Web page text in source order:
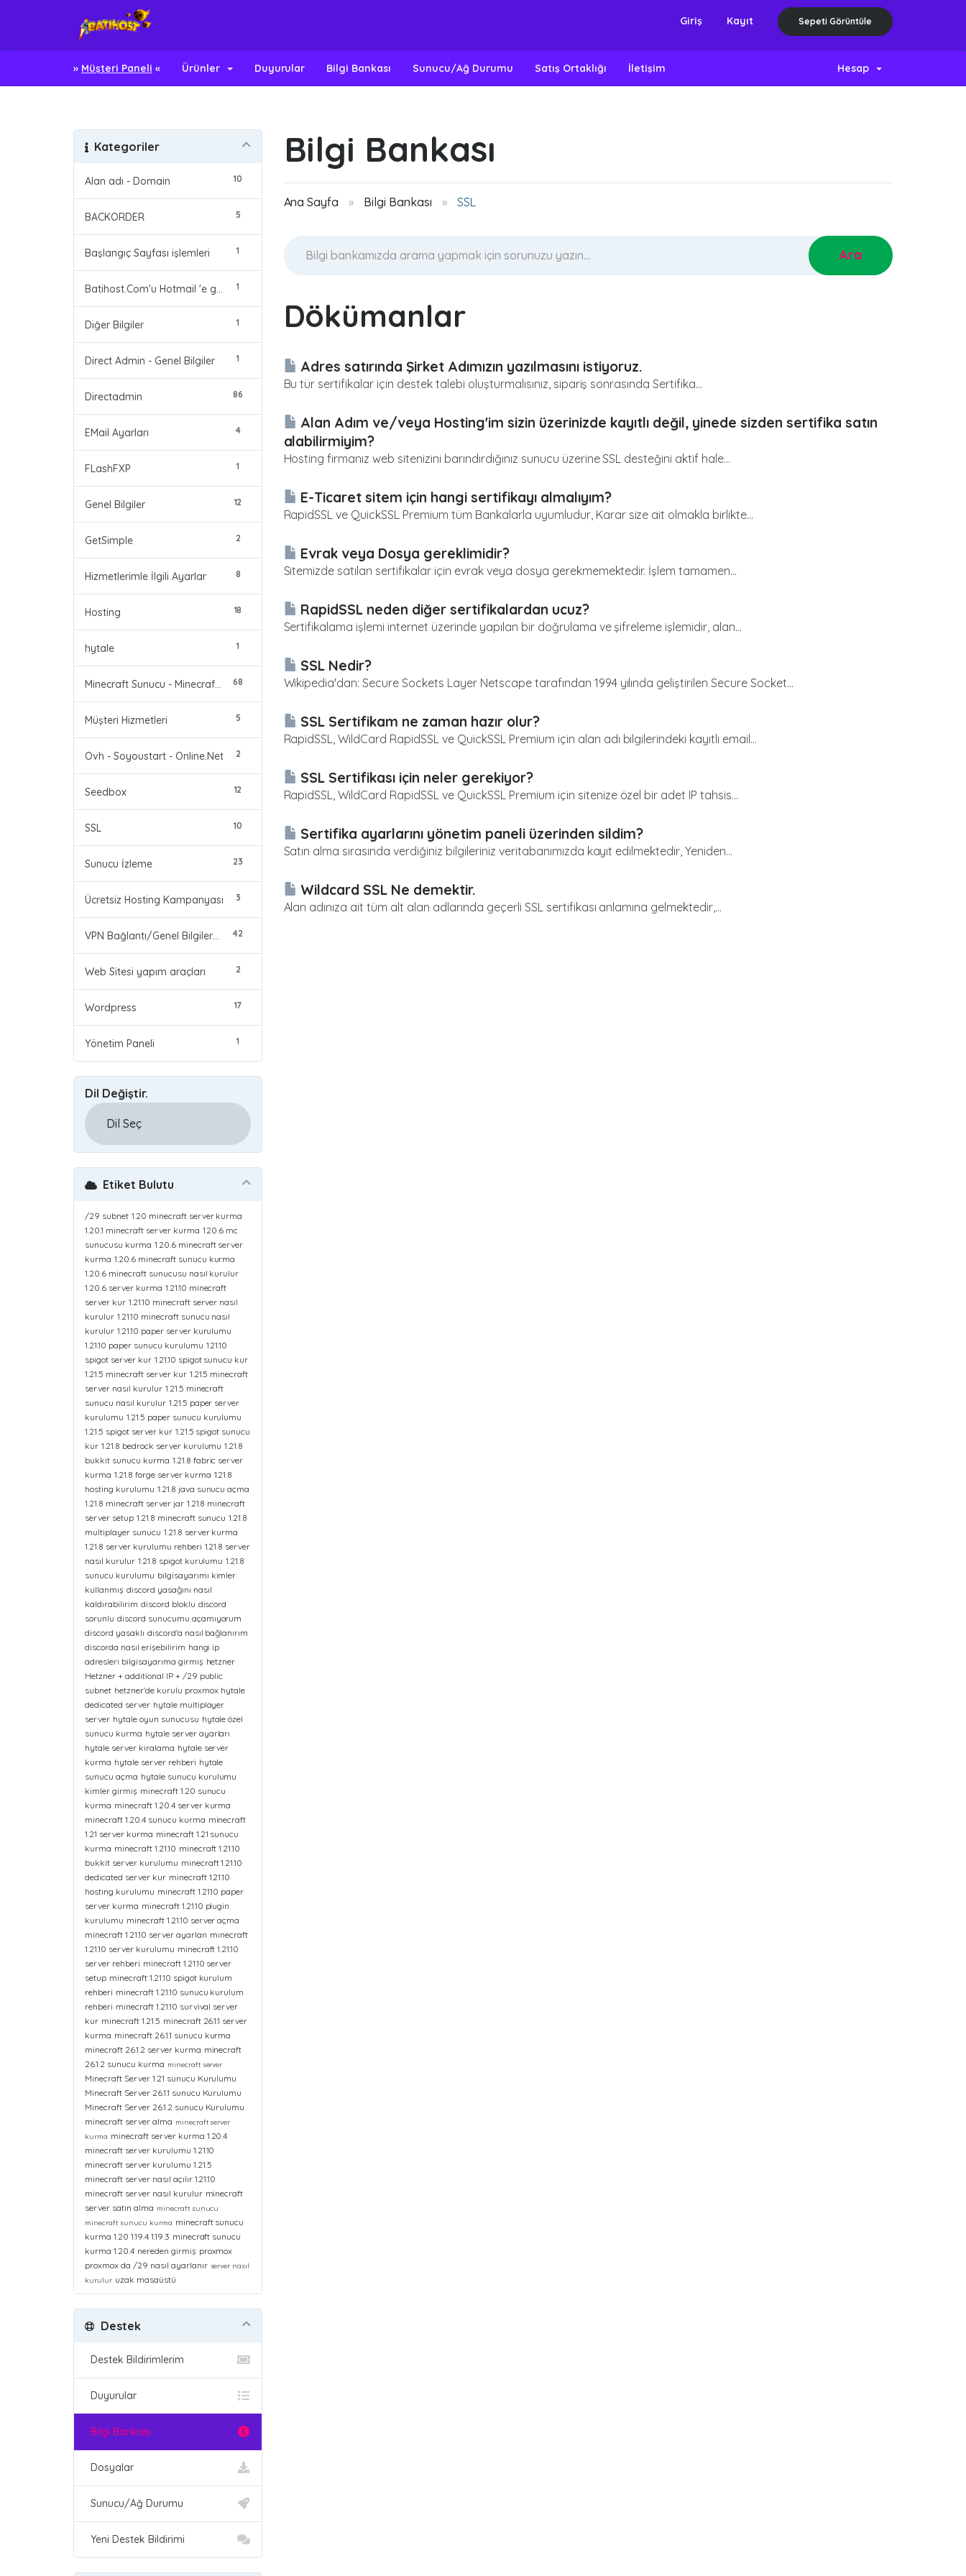
Giriş Kayıt Sepeti Görüntüle
» Müşteri Paneli « Ürünler Duyurular Bilgi Bankası Sunucu/Ağ Durumu Satış Ortaklığı İletişim Hesap
Bilgi Bankası
Ana Sayfa Bilgi Bankası SSL
Kategoriler
10
Alan adı - Domain
5
BACKORDER
1
Başlangıç Sayfası işlemleri
1
1
Diğer Bilgiler
1
Direct Admin - Genel Bilgiler
86
Directadmin
4
EMail Ayarları
1
FLashFXP
12
Genel Bilgiler
2
GetSimple
8
Hizmetlerimle İlgili Ayarlar
18
Hosting
1
hytale
68
Minecraft Sunucu - Minecraft Server
5
Müşteri Hizmetleri
2
Ovh - Soyoustart - Online.Net
12
Seedbox
10
SSL
23
Sunucu İzleme
3
Ücretsiz Hosting Kampanyası
42
VPN Bağlantı/Genel Bilgiler/Problemler
2
Web Sitesi yapım araçları
17
Wordpress
1
Yönetim Paneli
Dil Değiştir.
Dökümanlar
Adres satırında Şirket Adımızın yazılmasını istiyoruz.
Bu tür sertifikalar için destek talebi oluşturmalısınız, sipariş sonrasında Sertifika...
Alan Adım ve/veya Hosting'im sizin üzerinizde kayıtlı değil, yinede sizden sertifika satın
alabilirmiyim?
Hosting firmanız web sitenizini barındırdığınız sunucu üzerine SSL desteğini aktif hale...
E-Ticaret sitem için hangi sertifikayı almalıyım?
RapidSSL ve QuickSSL Premium tüm Bankalarla uyumludur, Karar size ait olmakla birlikte...
Evrak veya Dosya gereklimidir?
Sitemizde satılan sertifikalar için evrak veya dosya gerekmemektedir. İşlem tamamen...
RapidSSL neden diğer sertifikalardan ucuz?
Sertifikalama işlemi internet üzerinde yapılan bir doğrulama ve şifreleme işlemidir, alan...
SSL Nedir?
Wikipedia'dan: Secure Sockets Layer Netscape tarafından 1994 yılında geliştirilen Secure Socket...
SSL Sertifikam ne zaman hazır olur?
RapidSSL, WildCard RapidSSL ve QuickSSL Premium için alan adı bilgilerindeki kayıtlı email...
SSL Sertifikası için neler gerekiyor?
RapidSSL, WildCard RapidSSL ve QuickSSL Premium için sitenize özel bir adet IP tahsis...
Sertifika ayarlarını yönetim paneli üzerinden sildim?
Satın alma sırasında verdiğiniz bilgileriniz veritabanımızda kayıt edilmektedir, Yeniden...
Wildcard SSL Ne demektir.
Alan adınıza ait tüm alt alan adlarında geçerli SSL sertifikası anlamına gelmektedir,...
Etiket Bulutu
/29 subnet 1.20 minecraft server kurma
1.20.1 minecraft server kurma 1.20.6 mc
sunucusu kurma 1.20.6 minecraft server
kurma 1.20.6 minecraft sunucu kurma
1.20.6 minecraft sunucusu nasıl kurulur
1.20.6 server kurma 1.21.10 minecraft
server kur 1.21.10 minecraft server nasıl
kurulur 1.21.10 minecraft sunucu nasıl
kurulur 1.21.10 paper server kurulumu
1.21.10 paper sunucu kurulumu 1.21.10
spigot server kur 1.21.10 spigot sunucu kur
1.21.5 minecraft server kur 1.21.5 minecraft
server nasıl kurulur 1.21.5 minecraft
sunucu nasıl kurulur 1.21.5 paper server
kurulumu 1.21.5 paper sunucu kurulumu
1.21.5 spigot server kur 1.21.5 spigot sunucu
kur 1.21.8 bedrock server kurulumu 1.21.8
bukkit sunucu kurma 1.21.8 fabric server
kurma 1.21.8 forge server kurma 1.21.8
hosting kurulumu 1.21.8 java sunucu açma
1.21.8 minecraft server jar 1.21.8 minecraft
server setup 1.21.8 minecraft sunucu 1.21.8
multiplayer sunucu 1.21.8 server kurma
1.21.8 server kurulumu rehberi 1.21.8 server
nasıl kurulur 1.21.8 spigot kurulumu 1.21.8
sunucu kurulumu bilgisayarımı kimler
kullanmış discord yasağını nasıl
kaldırabilirim discord bloklu discord
sorunlu discord sunucumu açamıyorum
discord yasaklı discord'a nasıl bağlanırım
discorda nasıl erişebilirim hangi ip
adresleri bilgisayarıma girmiş hetzner
Hetzner + additional IP + /29 public
subnet hetzner'de kurulu proxmox hytale
dedicated server hytale multiplayer
server hytale oyun sunucusu hytale özel
sunucu kurma hytale server ayarları
hytale server kiralama hytale server
kurma hytale server rehberi hytale
sunucu açma hytale sunucu kurulumu
kimler girmiş minecraft 1.20 sunucu
kurma minecraft 1.20.4 server kurma
minecraft 1.20.4 sunucu kurma minecraft
1.21 server kurma minecraft 1.21 sunucu
kurma minecraft 1.21.10 minecraft 1.21.10
bukkit server kurulumu minecraft 1.21.10
dedicated server kur minecraft 1.21.10
hosting kurulumu minecraft 1.21.10 paper
server kurma minecraft 1.21.10 plugin
kurulumu minecraft 1.21.10 server açma
minecraft 1.21.10 server ayarları minecraft
1.21.10 server kurulumu minecraft 1.21.10
server rehberi minecraft 1.21.10 server
setup minecraft 1.21.10 spigot kurulum
rehberi minecraft 1.21.10 sunucu kurulum
rehberi minecraft 1.21.10 survival server
kur minecraft 1.21.5 minecraft 26.1.1 server
kurma minecraft 26.1.1 sunucu kurma
minecraft 26.1.2 server kurma minecraft
26.1.2 sunucu kurma minecraft server
Minecraft Server 1.21 sunucu Kurulumu
Minecraft Server 26.1.1 sunucu Kurulumu
Minecraft Server 26.1.2 sunucu Kurulumu
minecraft server alma minecraft server
kurma minecraft server kurma 1.20.4
minecraft server kurulumu 1.21.10
minecraft server kurulumu 1.21.5
minecraft server nasıl açılır 1.21.10
minecraft server nasıl kurulur minecraft
server satın alma minecraft sunucu
minecraft sunucu kurma minecraft sunucu
kurma 1.20 1.19.4 1.19.3 minecraft sunucu
kurma 1.20.4 nereden girmiş proxmox
proxmox da /29 nasıl ayarlanır server nasıl
kurulur uzak masaüstü
Destek
Destek Bildirimlerim
Duyurular
Bilgi Bankası
Dosyalar
Sunucu/Ağ Durumu
Yeni Destek Bildirimi